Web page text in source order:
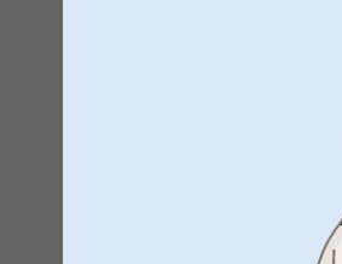
Tack för att du ger oss